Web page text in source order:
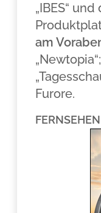
„IBES“
am
Furore.
FERNSEHEN